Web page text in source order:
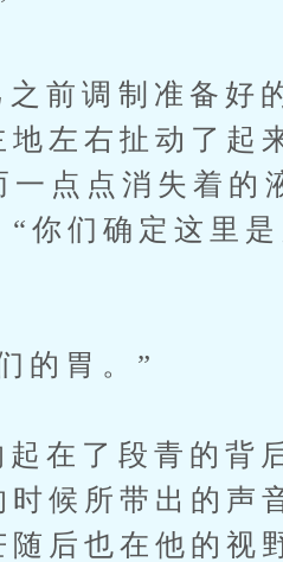
调制准备好的
左右扯动了起
点点消失着的
你们确定这里
胃。”
了段青的背后
候所带出的声
后也在他的视